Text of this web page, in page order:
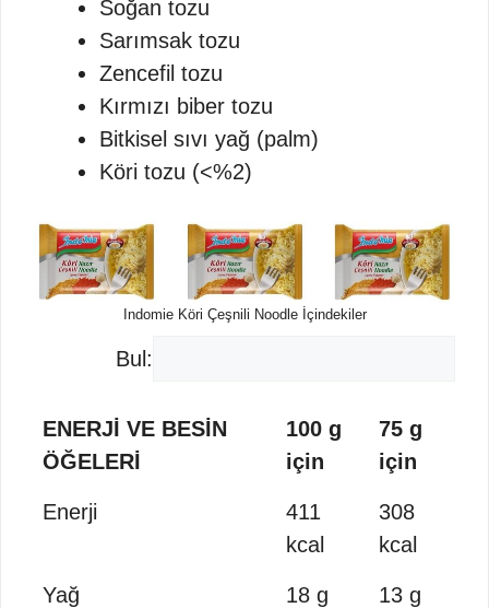
Soğan tozu
Sarımsak tozu
Zencefil tozu
Kırmızı biber tozu
Bitkisel sıvı yağ (palm)
Köri tozu (<%2)
Indomie Köri Çeşnili Noodle İçindekiler
Bul:
ENERJİ VE BESİN
ÖĞELERİ
100 g
için
75 g
için
Enerji
411
kcal
308
kcal
Yağ 18 g 13 g